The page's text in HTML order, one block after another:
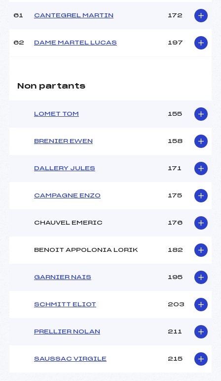
61 CANTEGREL MARTIN 172
62 DAME MARTEL LUCAS 197
Non partants
LOMET TOM 155
BRENIER EWEN 158
DALLERY JULES 171
CAMPAGNE ENZO 175
CHAUVEL EMERIC 176
BENOIT APPOLONIA LORIK 182
GARNIER NAIS 195
SCHMITT ELIOT 203
PRELLIER NOLAN 211
SAUSSAC VIRGILE 215